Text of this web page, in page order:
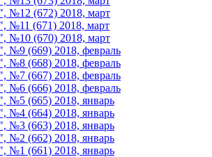
№12 (672) 2018, март
№11 (671) 2018, март
№10 (670) 2018, март
№9 (669) 2018, февраль
№8 (668) 2018, февраль
№7 (667) 2018, февраль
№6 (666) 2018, февраль
№5 (665) 2018, январь
№4 (664) 2018, январь
№3 (663) 2018, январь
№2 (662) 2018, январь
№1 (661) 2018, январь